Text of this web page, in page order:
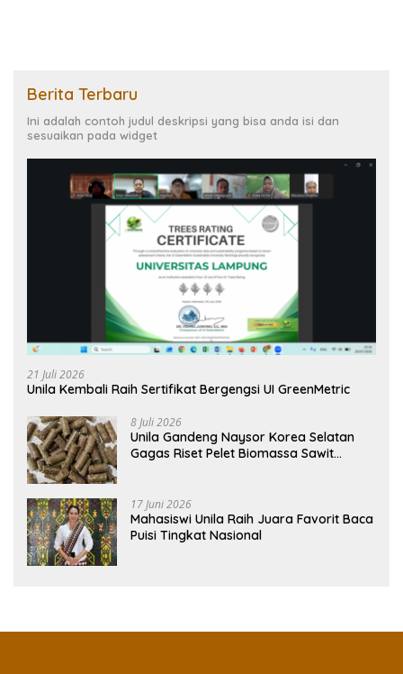
Berita Terbaru
Ini adalah contoh judul deskripsi yang bisa anda isi dan
sesuaikan pada widget
21 Juli 2026
Unila Kembali Raih Sertifikat Bergengsi UI GreenMetric
8 Juli 2026
Unila Gandeng Naysor Korea Selatan
Gagas Riset Pelet Biomassa Sawit
17 Juni 2026
Mahasiswi Unila Raih Juara Favorit Baca
Puisi Tingkat Nasional